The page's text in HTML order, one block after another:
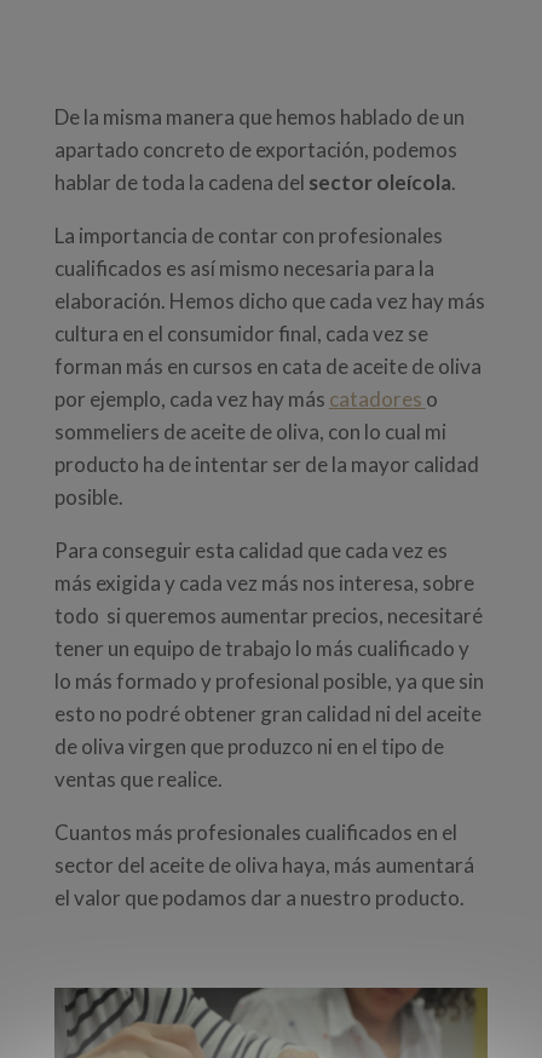
De la misma manera que hemos hablado de un
apartado concreto de exportación, podemos
hablar de toda la cadena del sector oleícola.
La importancia de contar con profesionales
cualificados es así mismo necesaria para la
elaboración. Hemos dicho que cada vez hay más
cultura en el consumidor final, cada vez se
forman más en cursos en cata de aceite de oliva
por ejemplo, cada vez hay más catadores o
sommeliers de aceite de oliva, con lo cual mi
producto ha de intentar ser de la mayor calidad
posible.
Para conseguir esta calidad que cada vez es
más exigida y cada vez más nos interesa, sobre
todo si queremos aumentar precios, necesitaré
tener un equipo de trabajo lo más cualificado y
lo más formado y profesional posible, ya que sin
esto no podré obtener gran calidad ni del aceite
de oliva virgen que produzco ni en el tipo de
ventas que realice.
Cuantos más profesionales cualificados en el
sector del aceite de oliva haya, más aumentará
el valor que podamos dar a nuestro producto.